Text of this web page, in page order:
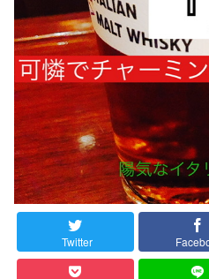
Twitter